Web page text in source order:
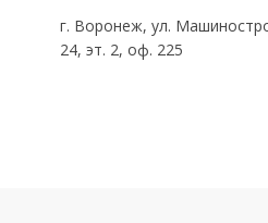
г. Воронеж, ул.
24, эт. 2, оф. 225